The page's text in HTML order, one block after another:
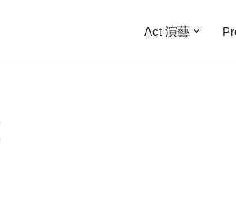
Act 演藝